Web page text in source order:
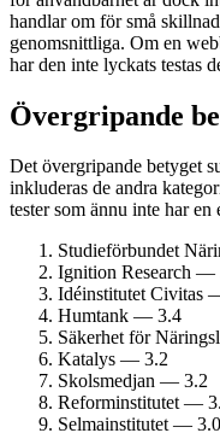
handlar om för små
genomsnittliga. Om en
har den inte lyckats testas
Övergripande
Det övergripande betyget
inkluderas de andra
tester som ännu inte har en
Studie­förbundet
Ignition Research —
Idéinstitutet Civitas
Humtank — 3.4
Säkerhet för
Katalys — 3.2
Skolsmedjan — 3.2
Reform­institutet —
Selmainstitutet — 3.0